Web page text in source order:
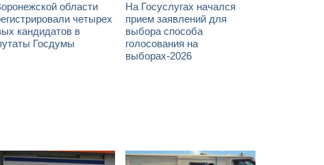
области
четырех
кандидатов в
Госдумы
На Госуслугах начался
прием заявлений для
выбора способа
голосования на
выборах-2026